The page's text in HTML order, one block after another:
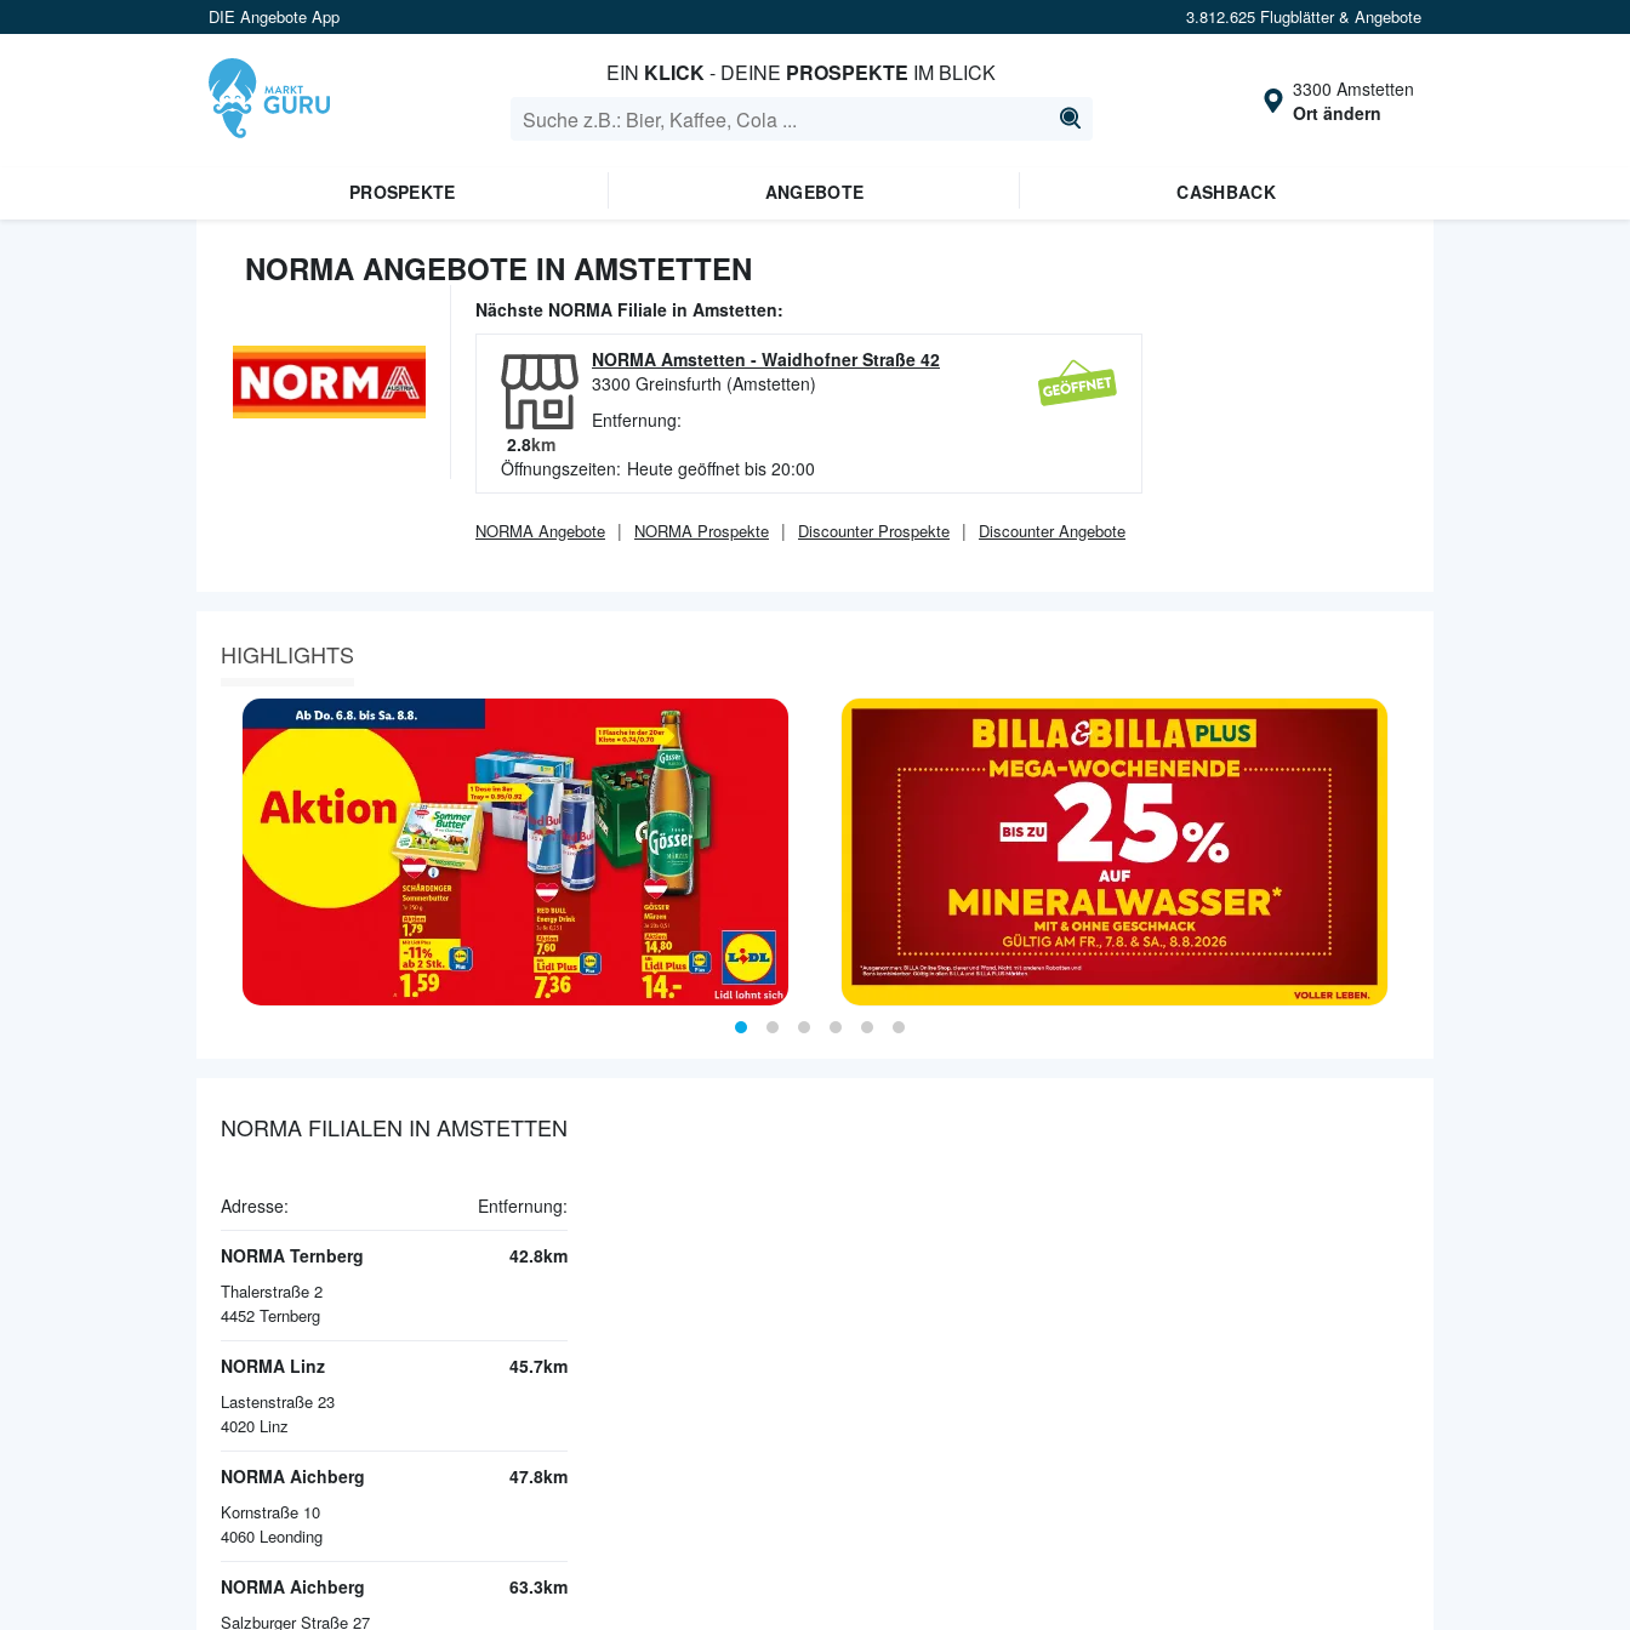
DIE Angebote App 3.812.625 Flugblätter & Angebote
EIN KLICK- DEINE PROSPEKTE IM BLICK
3300 Amstetten
Ort ändern
PROSPEKTE ANGEBOTE CASHBACK
NORMA ANGEBOTE IN AMSTETTEN
Nächste NORMA Filiale in Amstetten:
NORMA Amstetten - Waidhofner Straße 42
3300 Greinsfurth (Amstetten)
Entfernung:
2.8km
Öffnungszeiten: Heute geöffnet bis 20:00
NORMA Angebote NORMA Prospekte DiscounterProspekte DiscounterAngebote
HIGHLIGHTS
NORMA FILIALEN IN AMSTETTEN
Adresse: Entfernung:
NORMA Ternberg
Thalerstraße 2
4452 Ternberg
42.8km
NORMA Linz
Lastenstraße 23
4020 Linz
45.7km
NORMA Aichberg
Kornstraße 10
4060 Leonding
47.8km
NORMA Aichberg
Salzburger Straße 27
63.3km